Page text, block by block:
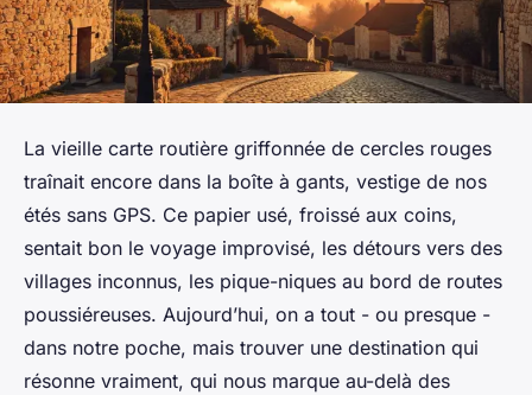
La vieille carte routière griffonnée de cercles rouges
traînait encore dans la boîte à gants, vestige de nos
étés sans GPS. Ce papier usé, froissé aux coins,
sentait bon le voyage improvisé, les détours vers des
villages inconnus, les pique-niques au bord de routes
poussiéreuses. Aujourd’hui, on a tout - ou presque -
dans notre poche, mais trouver une destination qui
résonne vraiment, qui nous marque au-delà des